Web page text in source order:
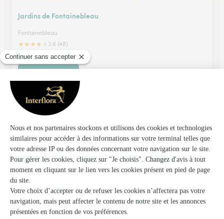
Jardins de Fontainebleau
Fontainebleau
★★★★
3.6 (48)
53, rue Grande
Voir la boutique
Le Jardin des Fleurs
Melun
★★★★ ★4 (309)
1 place Praslin